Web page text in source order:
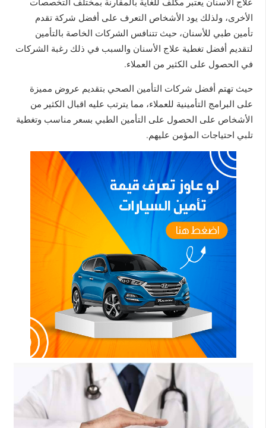
الأخرى، ولذلك يود الأشخاص التعرف على أفضل شركة تقدم
تأمين طبي للأسنان، حيث تتنافس الشركات الخاصة بالتأمين
لتقديم أفضل تغطية علاج الأسنان والسبب في ذلك رغبة الشركات
في الحصول على الكثير من العملاء.
حيث تهتم أفضل شركات التأمين الصحي بتقديم عروض مميزة
على البرامج التأمينية للعملاء، مما يترتب عليه اقبال الكثير من
الأشخاص على الحصول على التأمين الطبي بسعر مناسب وتغطية
تلبي احتياجات المؤمن عليهم.